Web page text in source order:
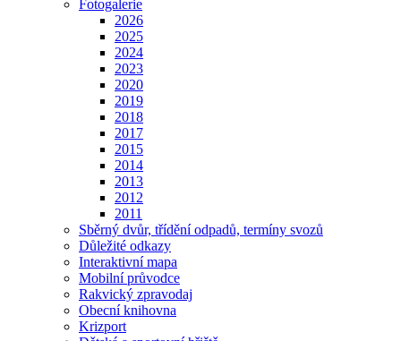
Fotogalerie
2026
2025
2024
2023
2020
2019
2018
2017
2015
2014
2013
2012
2011
Sběrný dvůr, třídění odpadů, termíny svozů
Důležité odkazy
Interaktivní mapa
Mobilní průvodce
Rakvický zpravodaj
Obecní knihovna
Krizport